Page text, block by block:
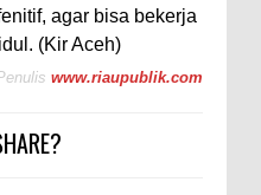
agar bisa bekerja
(Kir Aceh)
www.riaupublik.com